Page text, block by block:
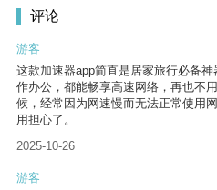
评论
游客
这款加速器app简直是居家旅行必备
作办公，都能畅享高速网络，再也不
候，经常因为网速慢而无法正常使用
用担心了。
2025-10-26
游客